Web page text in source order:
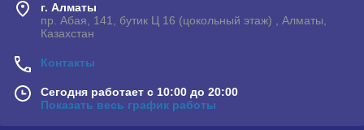
г. Алматы
пр. Абая, 141, бутик Ц 16 (цокольный этаж) , Алматы,
Казахстан
Контакты
Сегодня работает с 10:00 до 20:00
Показать весь график работы